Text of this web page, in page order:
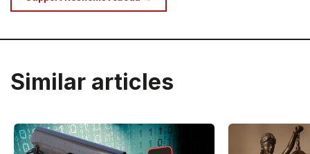
Similar articles